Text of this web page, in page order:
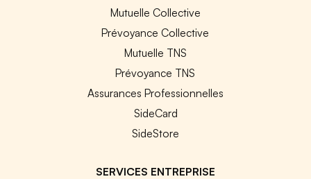
Mutuelle Collective
Prévoyance Collective
Mutuelle TNS
Prévoyance TNS
Assurances Professionnelles
SideCard
SideStore
SERVICES ENTREPRISE